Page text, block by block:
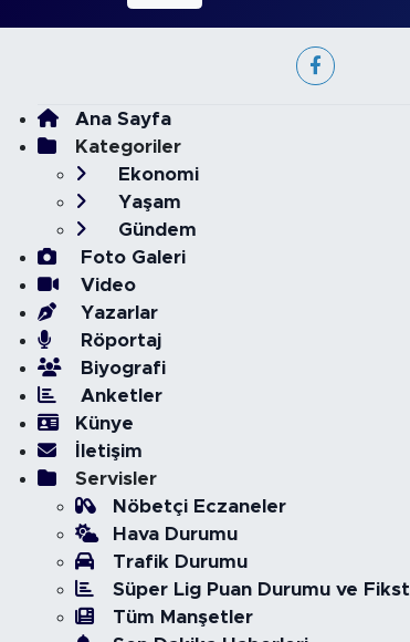
Ana Sayfa
Kategoriler
Ekonomi
Yaşam
Gündem
Foto Galeri
Video
Yazarlar
Röportaj
Biyografi
Anketler
Künye
İletişim
Servisler
Nöbetçi Eczaneler
Hava Durumu
Trafik Durumu
Süper Lig Puan Durumu ve
Tüm Manşetler